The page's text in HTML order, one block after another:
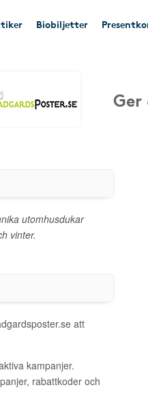
Biobiljetter
Ger
utomhusdukar
vinter.
att
kampanjer.
rabattkoder och